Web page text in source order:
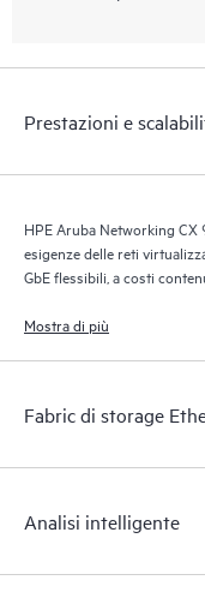
Prestazioni e
HPE Aruba Networking
esigenze delle reti
GbE flessibili, a costi
Mostra di più
Fabric di storage
Analisi intelligente